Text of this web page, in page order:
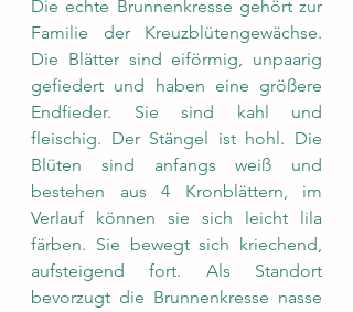
Die echte Brunnenkresse gehört zur
Familie der Kreuzblütengewächse.
Die Blätter sind eiförmig, unpaarig
gefiedert und haben eine größere
Endfieder. Sie sind kahl und
fleischig. Der Stängel ist hohl. Die
Blüten sind anfangs weiß und
bestehen aus 4 Kronblättern, im
Verlauf können sie sich leicht lila
färben. Sie bewegt sich kriechend,
aufsteigend fort. Als Standort
bevorzugt die Brunnenkresse nasse